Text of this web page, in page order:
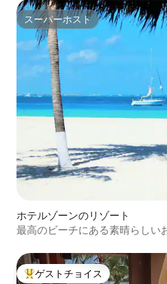
スーパーホスト
スーパーホスト
ホテルゾーンのリゾート
最高のビーチにある素晴らしい
大好評のゲストチョイスです。
ゲストチョイス